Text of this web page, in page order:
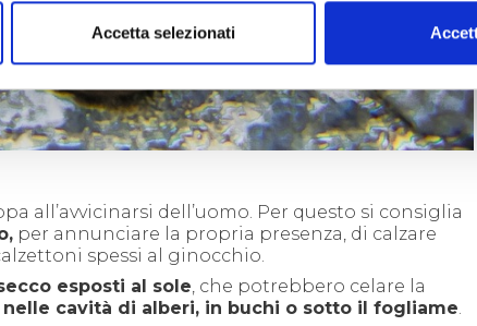
Accetta selezionati
all’avvicinarsi dell’uomo. Per questo si consiglia
per annunciare la propria presenza, di calzare
spessi al ginocchio.
esposti al sole, che potrebbero celare la
cavità di alberi, in buchi o sotto il fogliame.